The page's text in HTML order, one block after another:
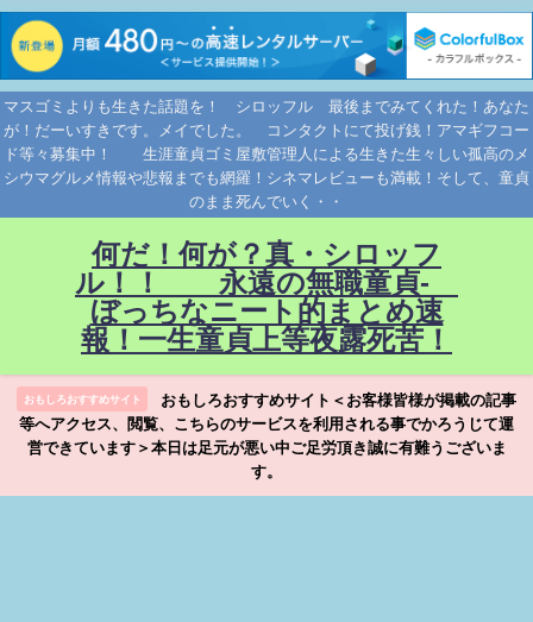
マスゴミよりも生きた話題を！ シロッフル 最後までみてくれた！あなた
が！だーいすきです。メイでした。 コンタクトにて投げ銭！アマギフコー
ド等々募集中！ 生涯童貞ゴミ屋敷管理人による生きた生々しい孤高のメ
シウマグルメ情報や悲報までも網羅！シネマレビューも満載！そして、童貞
のまま死んでいく・・
何だ！何が？真・シロッフ
ル！！ 永遠の無職童貞-
ぼっちなニート的まとめ速
報！一生童貞上等夜露死苦！
おもしろおすすめサイト
おもしろおすすめサイト＜お客様皆様が掲載の記事
等へアクセス、閲覧、こちらのサービスを利用される事でかろうじて運
営できています＞本日は足元が悪い中ご足労頂き誠に有難うございま
す。